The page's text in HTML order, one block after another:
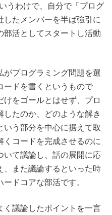
うわけで、自分で「プログ
したメンバーを半ば強引に
活としてスタートし活動
がプログラミング問題を選
ードを書くというもので
をゴールとはせず、プロ
たのか、どのような解き
う部分を中心に据えて取
くコードを完成させるのに
いて議論し、話の展開に応
、また議論するといった時
ドコアな部活です。
く議論したポイントを一言